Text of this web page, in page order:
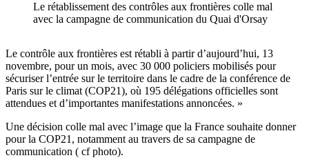
Le rétablissement des contrôles aux frontières colle mal
avec la campagne de communication du Quai d'Orsay
Le contrôle aux frontières est rétabli à partir d’aujourd’hui, 13
novembre, pour un mois, avec 30 000 policiers mobilisés pour
sécuriser l’entrée sur le territoire dans le cadre de la conférence de
Paris sur le climat (COP21), où 195 délégations officielles sont
attendues et d’importantes manifestations annoncées. »
Une décision colle mal avec l’image que la France souhaite donner
pour la COP21, notamment au travers de sa campagne de
communication ( cf photo).